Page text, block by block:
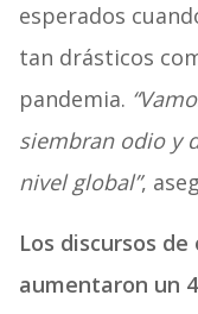
esperados
tan drásticos
pandemia.
siembran odio y
nivel global”,
Los discursos
aumentaron un